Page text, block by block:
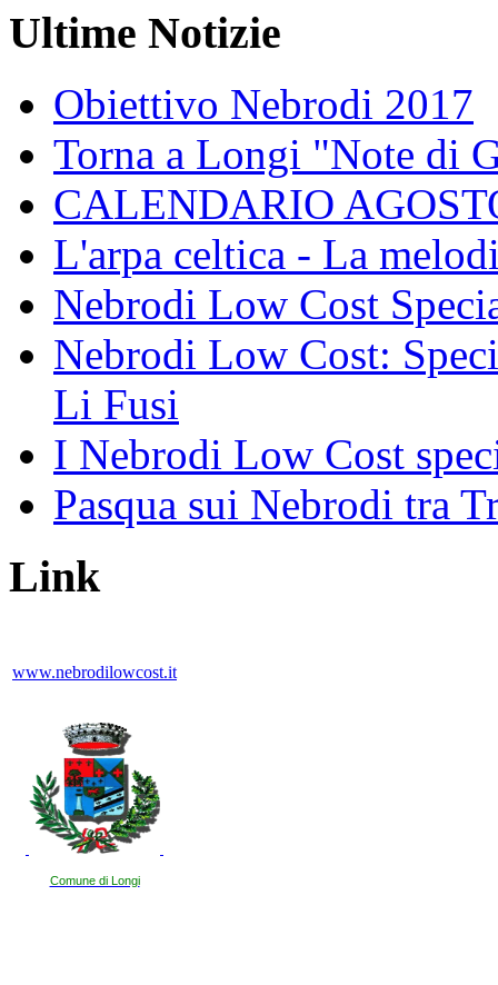
Ultime Notizie
Obiettivo Nebrodi 2017
Torna a Longi "Note di
CALENDARIO
L'arpa celtica - La
Nebrodi Low Cost
Nebrodi Low Cost:
Li Fusi
I Nebrodi Low Cost
Pasqua sui Nebrodi tra
Link
www.nebrodilowcost.it
Comune di Longi